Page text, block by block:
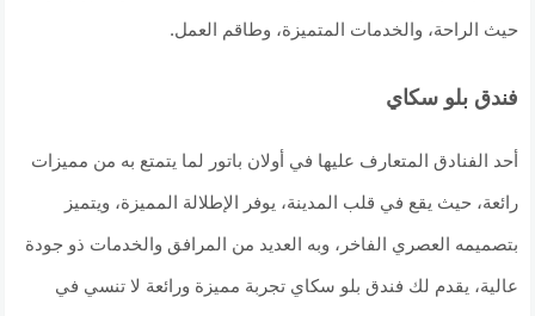
حيث الراحة، والخدمات المتميزة، وطاقم العمل.
فندق بلو سكاي
أحد الفنادق المتعارف عليها في أولان باتور لما يتمتع به من مميزات
رائعة، حيث يقع في قلب المدينة، يوفر الإطلالة المميزة، ويتميز
بتصميمه العصري الفاخر، وبه العديد من المرافق والخدمات ذو جودة
عالية، يقدم لك فندق بلو سكاي تجربة مميزة ورائعة لا تنسي في